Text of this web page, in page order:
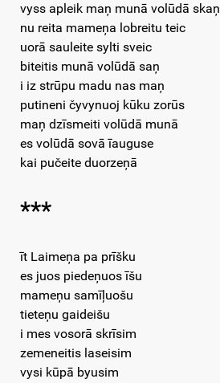
vyss apleik maņ munā volūdā skaņ
nu reita mameņa lobreitu teic
uorā sauleite sylti sveic
biteitis munā volūdā saņ
i iz strūpu madu nas maņ
putineni čyvynuoj kūku zorūs
maņ dzīsmeiti volūdā munā
es volūdā sovā īauguse
kai pučeite duorzeņā
***
īt Laimeņa pa prīšku
es juos piedeņuos īšu
mameņu samīļuošu
tieteņu gaideišu
i mes vosorā skrīsim
zemeneitis laseisim
vysi kūpā byusim